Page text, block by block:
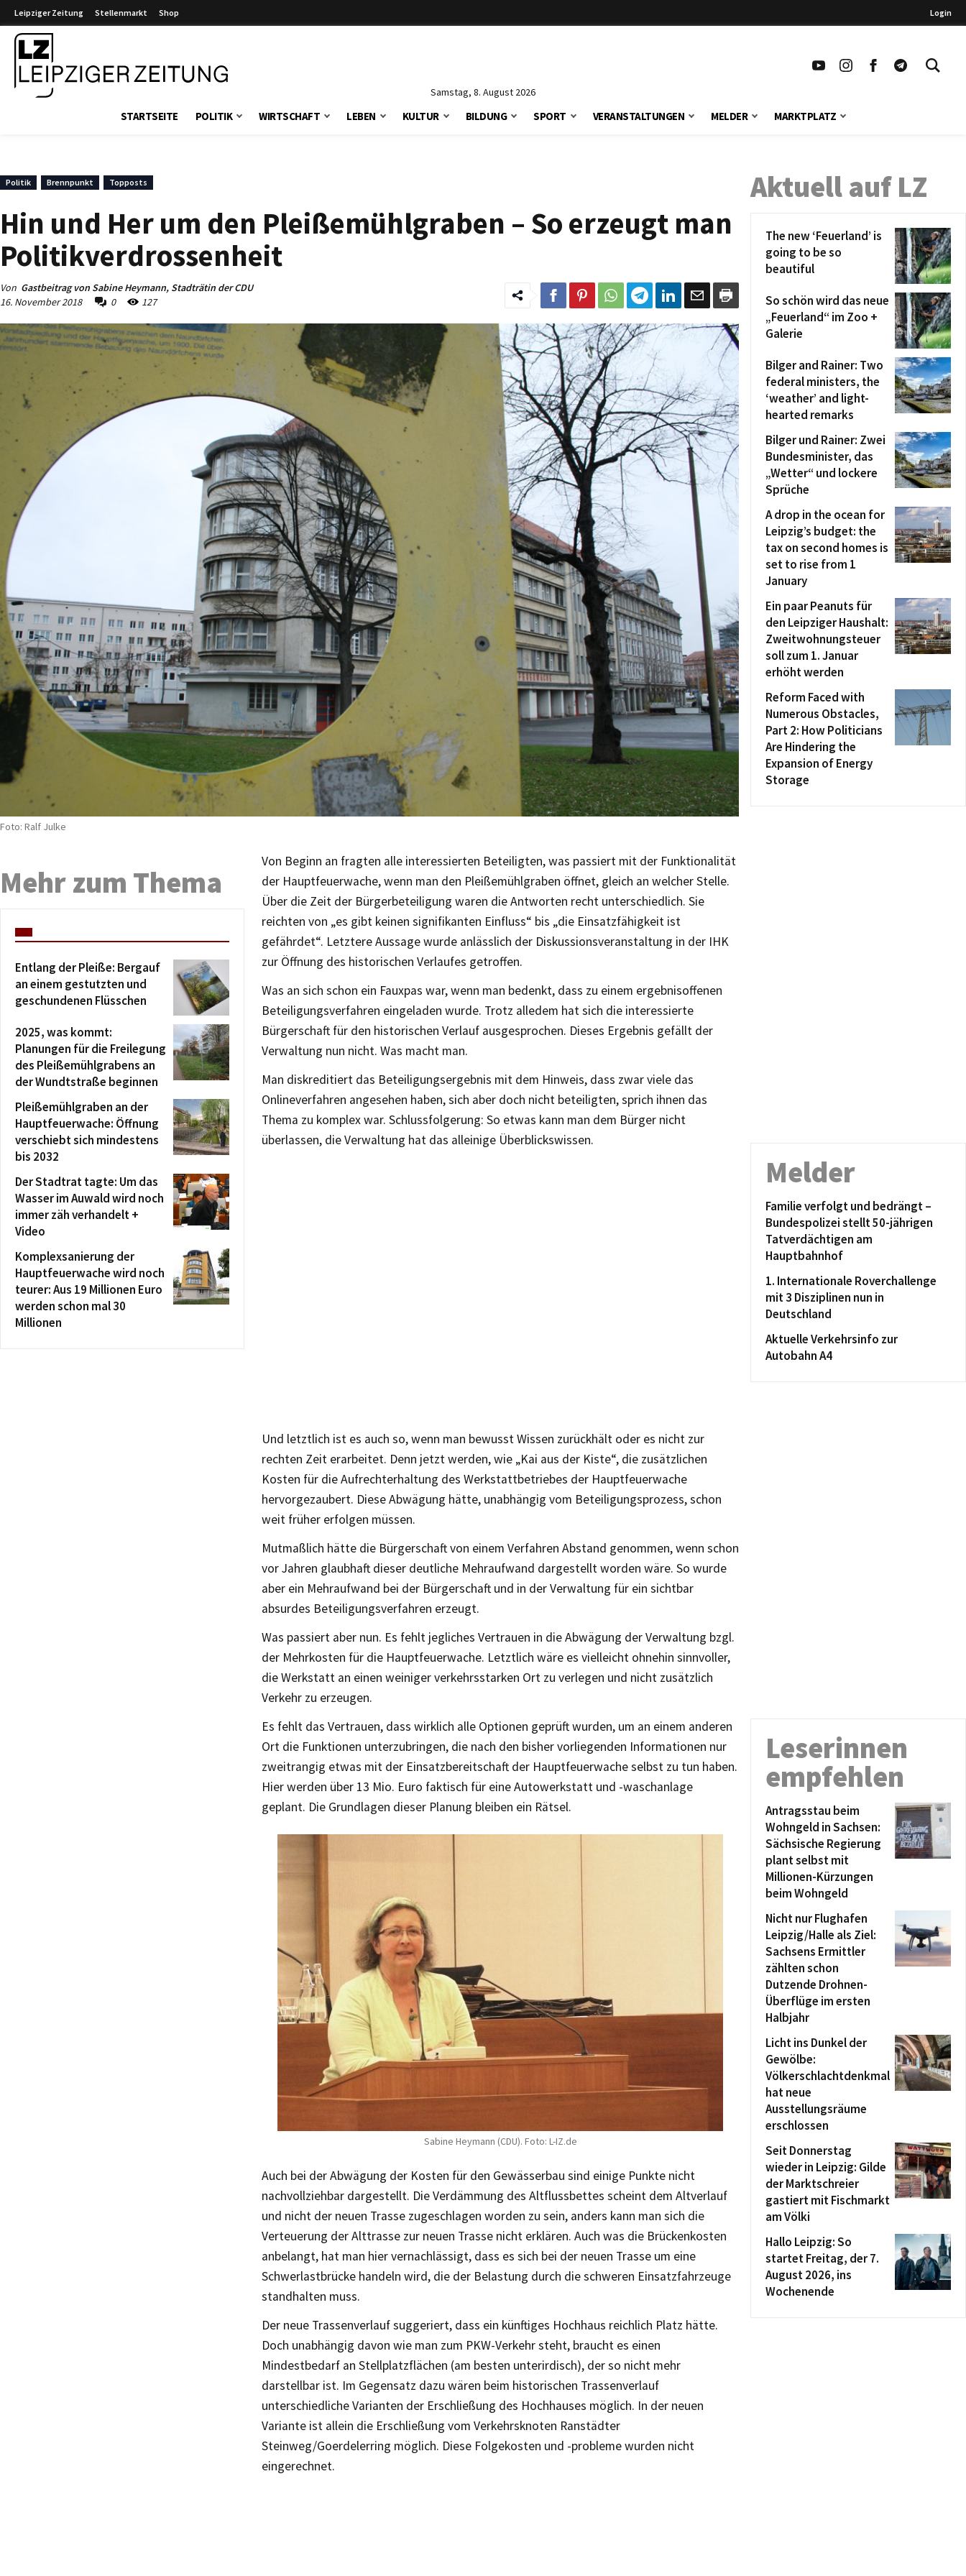
Leipziger Zeitung Stellenmarkt Shop Login
Samstag, 8. August 2026
STARTSEITE POLITIK WIRTSCHAFT LEBEN KULTUR BILDUNG SPORT VERANSTALTUNGEN MELDER MARKTPLATZ
Politik Brennpunkt Topposts
Hin und Her um den Pleißemühlgraben – So erzeugt man
Politikverdrossenheit
Von Gastbeitrag von Sabine Heymann, Stadträtin der CDU
16. November 2018
0 127
Foto: Ralf Julke
Von Beginn an fragten alle interessierten Beteiligten, was passiert mit der Funktionalität
der Hauptfeuerwache, wenn man den Pleißemühlgraben öffnet, gleich an welcher Stelle.
Über die Zeit der Bürgerbeteiligung waren die Antworten recht unterschiedlich. Sie
reichten von „es gibt keinen signifikanten Einfluss“ bis „die Einsatzfähigkeit ist
gefährdet“. Letztere Aussage wurde anlässlich der Diskussionsveranstaltung in der IHK
zur Öffnung des historischen Verlaufes getroffen.
Was an sich schon ein Fauxpas war, wenn man bedenkt, dass zu einem ergebnisoffenen
Beteiligungsverfahren eingeladen wurde. Trotz alledem hat sich die interessierte
Bürgerschaft für den historischen Verlauf ausgesprochen. Dieses Ergebnis gefällt der
Verwaltung nun nicht. Was macht man.
Man diskreditiert das Beteiligungsergebnis mit dem Hinweis, dass zwar viele das
Onlineverfahren angesehen haben, sich aber doch nicht beteiligten, sprich ihnen das
Thema zu komplex war. Schlussfolgerung: So etwas kann man dem Bürger nicht
überlassen, die Verwaltung hat das alleinige Überblickswissen.
Und letztlich ist es auch so, wenn man bewusst Wissen zurückhält oder es nicht zur
rechten Zeit erarbeitet. Denn jetzt werden, wie „Kai aus der Kiste“, die zusätzlichen
Kosten für die Aufrechterhaltung des Werkstattbetriebes der Hauptfeuerwache
hervorgezaubert. Diese Abwägung hätte, unabhängig vom Beteiligungsprozess, schon
weit früher erfolgen müssen.
Mutmaßlich hätte die Bürgerschaft von einem Verfahren Abstand genommen, wenn schon
vor Jahren glaubhaft dieser deutliche Mehraufwand dargestellt worden wäre. So wurde
aber ein Mehraufwand bei der Bürgerschaft und in der Verwaltung für ein sichtbar
absurdes Beteiligungsverfahren erzeugt.
Was passiert aber nun. Es fehlt jegliches Vertrauen in die Abwägung der Verwaltung bzgl.
der Mehrkosten für die Hauptfeuerwache. Letztlich wäre es vielleicht ohnehin sinnvoller,
die Werkstatt an einen weiniger verkehrsstarken Ort zu verlegen und nicht zusätzlich
Verkehr zu erzeugen.
Es fehlt das Vertrauen, dass wirklich alle Optionen geprüft wurden, um an einem anderen
Ort die Funktionen unterzubringen, die nach den bisher vorliegenden Informationen nur
zweitrangig etwas mit der Einsatzbereitschaft der Hauptfeuerwache selbst zu tun haben.
Hier werden über 13 Mio. Euro faktisch für eine Autowerkstatt und -waschanlage
geplant. Die Grundlagen dieser Planung bleiben ein Rätsel.
Sabine Heymann (CDU). Foto: L-IZ.de
Auch bei der Abwägung der Kosten für den Gewässerbau sind einige Punkte nicht
nachvollziehbar dargestellt. Die Verdämmung des Altflussbettes scheint dem Altverlauf
und nicht der neuen Trasse zugeschlagen worden zu sein, anders kann man sich die
Verteuerung der Alttrasse zur neuen Trasse nicht erklären. Auch was die Brückenkosten
anbelangt, hat man hier vernachlässigt, dass es sich bei der neuen Trasse um eine
Schwerlastbrücke handeln wird, die der Belastung durch die schweren Einsatzfahrzeuge
standhalten muss.
Der neue Trassenverlauf suggeriert, dass ein künftiges Hochhaus reichlich Platz hätte.
Doch unabhängig davon wie man zum PKW-Verkehr steht, braucht es einen
Mindestbedarf an Stellplatzflächen (am besten unterirdisch), der so nicht mehr
darstellbar ist. Im Gegensatz dazu wären beim historischen Trassenverlauf
unterschiedliche Varianten der Erschließung des Hochhauses möglich. In der neuen
Variante ist allein die Erschließung vom Verkehrsknoten Ranstädter
Steinweg/Goerdelerring möglich. Diese Folgekosten und -probleme wurden nicht
eingerechnet.
Mehr zum Thema
Entlang der Pleiße: Bergauf
an einem gestutzten und
geschundenen Flüsschen
2025, was kommt:
Planungen für die Freilegung
des Pleißemühlgrabens an
der Wundtstraße beginnen
Pleißemühlgraben an der
Hauptfeuerwache: Öffnung
verschiebt sich mindestens
bis 2032
Der Stadtrat tagte: Um das
Wasser im Auwald wird noch
immer zäh verhandelt +
Video
Komplexsanierung der
Hauptfeuerwache wird noch
teurer: Aus 19 Millionen Euro
werden schon mal 30
Millionen
Aktuell auf LZ
The new ‘Feuerland’ is
going to be so
beautiful
So schön wird das neue
„Feuerland“ im Zoo +
Galerie
Bilger and Rainer: Two
federal ministers, the
‘weather’ and light-
hearted remarks
Bilger und Rainer: Zwei
Bundesminister, das
„Wetter“ und lockere
Sprüche
A drop in the ocean for
Leipzig’s budget: the
tax on second homes is
set to rise from 1
January
Ein paar Peanuts für
den Leipziger Haushalt:
Zweitwohnungsteuer
soll zum 1. Januar
erhöht werden
Reform Faced with
Numerous Obstacles,
Part 2: How Politicians
Are Hindering the
Expansion of Energy
Storage
Melder
Familie verfolgt und bedrängt –
Bundespolizei stellt 50-jährigen
Tatverdächtigen am
Hauptbahnhof
1. Internationale Roverchallenge
mit 3 Disziplinen nun in
Deutschland
Aktuelle Verkehrsinfo zur
Autobahn A4
Leserinnen
empfehlen
Antragsstau beim
Wohngeld in Sachsen:
Sächsische Regierung
plant selbst mit
Millionen-Kürzungen
beim Wohngeld
Nicht nur Flughafen
Leipzig/Halle als Ziel:
Sachsens Ermittler
zählten schon
Dutzende Drohnen-
Überflüge im ersten
Halbjahr
Licht ins Dunkel der
Gewölbe:
Völkerschlachtdenkmal
hat neue
Ausstellungsräume
erschlossen
Seit Donnerstag
wieder in Leipzig: Gilde
der Marktschreier
gastiert mit Fischmarkt
am Völki
Hallo Leipzig: So
startet Freitag, der 7.
August 2026, ins
Wochenende